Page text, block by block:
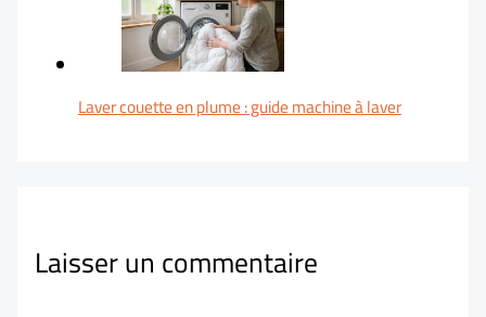
Laver couette en plume : guide machine à laver
Laisser un commentaire